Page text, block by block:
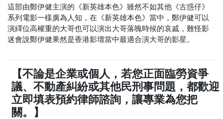
這部由鄭伊健主演的《新英雄本色》雖然不如其他《古惑仔》
系列電影一樣廣為人知，在《新英雄本色》當中，鄭伊健可以
演繹位高權重的大哥也可以演出大哥落魄時候的哀戚，難怪影
迷會說鄭伊健果然是香港影壇當中最適合演大哥的影星。
【不論是企業或個人，若您正面臨勞資爭
議、不動產糾紛或其他民刑事問題，都歡迎
立即填表預約律師諮詢，讓專業為您把
關。】